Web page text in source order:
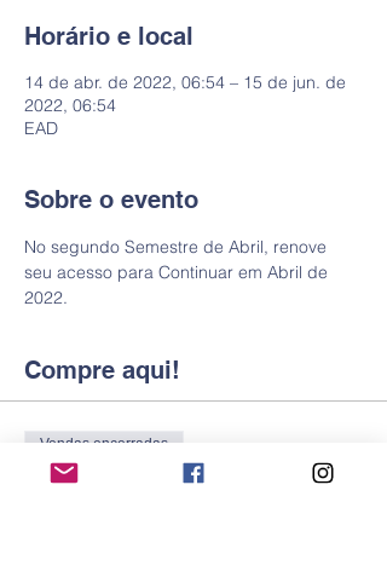
Horário e local
14 de abr. de 2022, 06:54 – 15 de jun. de
2022, 06:54
EAD
Sobre o evento
No segundo Semestre de Abril, renove
seu acesso para Continuar em Abril de
2022.
Compre aqui!
Vendas encerradas
Tipo de ingresso